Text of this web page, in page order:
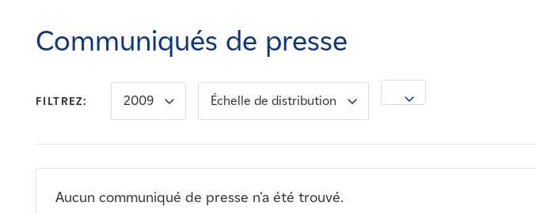
Nouvelles
Contactez-nous
Communiqués de presse
FILTREZ: 2009 Échelle de distribution
Aucun communiqué de presse n'a été trouvé.